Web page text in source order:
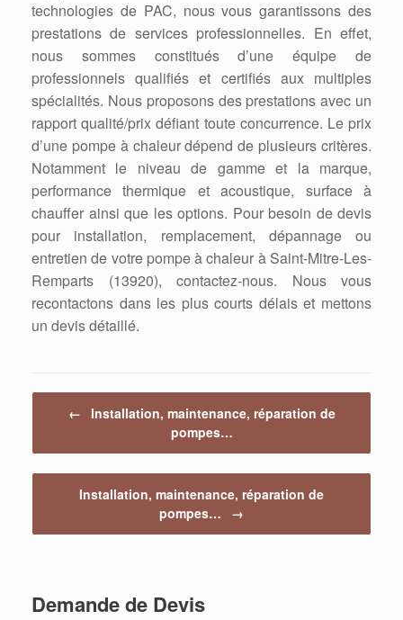
technologies de PAC, nous vous garantissons des
prestations de services professionnelles. En effet,
nous sommes constitués d’une équipe de
professionnels qualifiés et certifiés aux multiples
spécialités. Nous proposons des prestations avec un
rapport qualité/prix défiant toute concurrence. Le prix
d’une pompe à chaleur dépend de plusieurs critères.
Notamment le niveau de gamme et la marque,
performance thermique et acoustique, surface à
chauffer ainsi que les options. Pour besoin de devis
pour installation, remplacement, dépannage ou
entretien de votre pompe à chaleur à Saint-Mitre-Les-
Remparts (13920), contactez-nous. Nous vous
recontactons dans les plus courts délais et mettons
un devis détaillé.
←
Installation, maintenance, réparation de
pompes…
Installation, maintenance, réparation de
pompes…
→
Demande de Devis